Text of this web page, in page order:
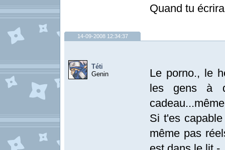
Quand tu
14-09-2008 12:34:37
Téti
Genin
Le porno., le
les gens à
Si t'es
même pas